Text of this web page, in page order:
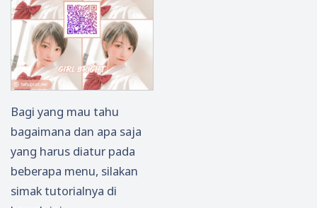
Bagi yang mau tahu
bagaimana dan apa saja
yang harus diatur pada
beberapa menu, silakan
simak tutorialnya di